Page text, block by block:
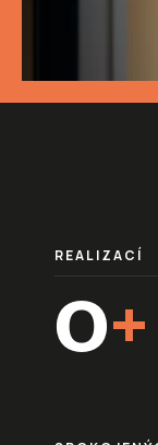
REALIZACÍ
0+